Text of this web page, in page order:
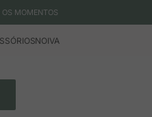
MOMENTOS
NOIVA